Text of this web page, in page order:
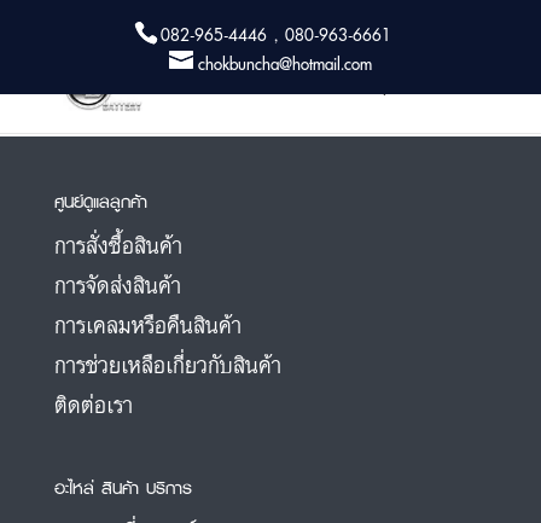
082-965-4446 , 080-963-6661
chokbuncha@hotmail.com
ร้านแบตเตอรี่รถยนต์ หนองจอก
ศูนย์ดูแลลูกค้า
การสั่งซื้อสินค้า
การจัดส่งสินค้า
การเคลมหรือคืนสินค้า
การช่วยเหลือเกี่ยวกับสินค้า
ติดต่อเรา
อะไหล่ สินค้า บริการ